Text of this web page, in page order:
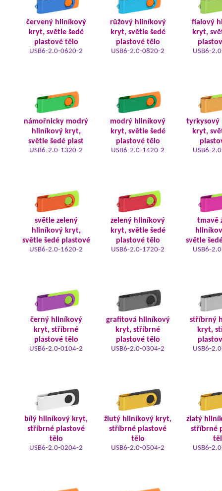
červený hliníkový
kryt, světle šedé
plastové tělo
USB6-2.0-0620-2
růžový hliníkový
kryt, světle šedé
plastové tělo
USB6-2.0-0820-2
fialový
kryt,
USB6-
námořnicky modrý
hliníkový kryt,
světle šedé plast
USB6-2.0-1320-2
modrý hliníkový
kryt, světle šedé
plastové tělo
USB6-2.0-1420-2
tyrkysový
kryt,
USB6-
světle zelený
hliníkový kryt,
světle šedé plastové
USB6-2.0-1620-2
zelený hliníkový
kryt, světle šedé
plastové tělo
USB6-2.0-1720-2
tmavě
světle
USB6-
černý hliníkový
kryt, stříbrné
plastové tělo
USB6-2.0-0104-2
grafitová hliníkový
kryt, stříbrné
plastové tělo
USB6-2.0-0304-2
stříbrný
kryt,
USB6-
bílý hliníkový kryt,
stříbrné plastové
tělo
USB6-2.0-0204-2
žlutý hliníkový kryt,
stříbrné plastové
tělo
USB6-2.0-0504-2
zlatý
stříbrné
USB6-